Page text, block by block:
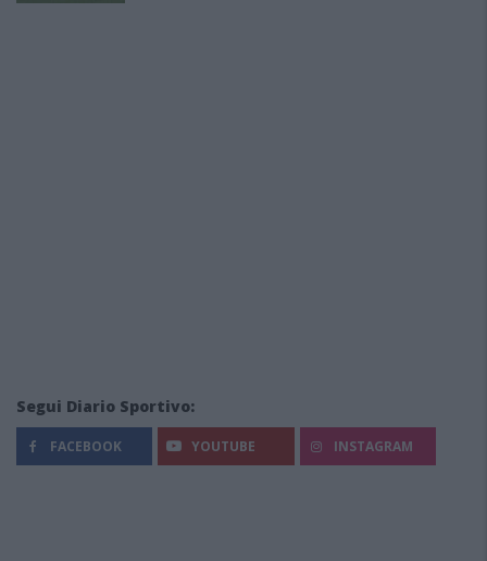
Segui Diario Sportivo:
FACEBOOK YOUTUBE INSTAGRAM